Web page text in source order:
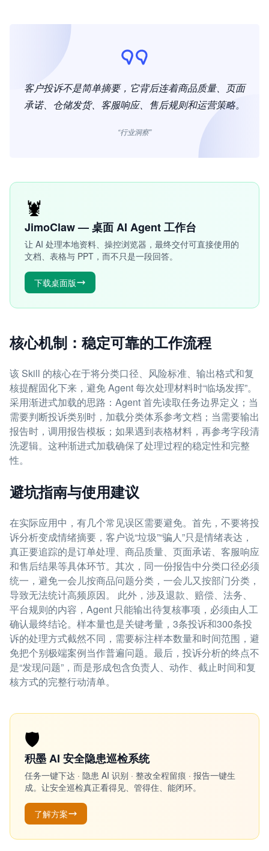
客户投诉不是简单摘要，它背后连着商品质量、页面
承诺、仓储发货、客服响应、售后规则和运营策略。
“行业洞察”
🦞
JimoClaw — 桌面 AI Agent 工作台
让 AI 处理本地资料、操控浏览器，最终交付可直接使用的
文档、表格与 PPT，而不只是一段回答。
下载桌面版
核心机制：稳定可靠的工作流程
该 Skill 的核心在于将分类口径、风险标准、输出格式和复
核提醒固化下来，避免 Agent 每次处理材料时“临场发挥”。
采用渐进式加载的思路：Agent 首先读取任务边界定义；当
需要判断投诉类别时，加载分类体系参考文档；当需要输出
报告时，调用报告模板；如果遇到表格材料，再参考字段清
洗逻辑。这种渐进式加载确保了处理过程的稳定性和完整
性。
避坑指南与使用建议
在实际应用中，有几个常见误区需要避免。首先，不要将投
诉分析变成情绪摘要，客户说“垃圾”“骗人”只是情绪表达，
真正要追踪的是订单处理、商品质量、页面承诺、客服响应
和售后结果等具体环节。其次，同一份报告中分类口径必须
统一，避免一会儿按商品问题分类，一会儿又按部门分类，
导致无法统计高频原因。 此外，涉及退款、赔偿、法务、
平台规则的内容，Agent 只能输出待复核事项，必须由人工
确认最终结论。样本量也是关键考量，3条投诉和300条投
诉的处理方式截然不同，需要标注样本数量和时间范围，避
免把个别极端案例当作普遍问题。最后，投诉分析的终点不
是“发现问题”，而是形成包含负责人、动作、截止时间和复
核方式的完整行动清单。
🛡️
积墨 AI 安全隐患巡检系统
任务一键下达 · 隐患 AI 识别 · 整改全程留痕 · 报告一键生
成。让安全巡检真正看得见、管得住、能闭环。
了解方案